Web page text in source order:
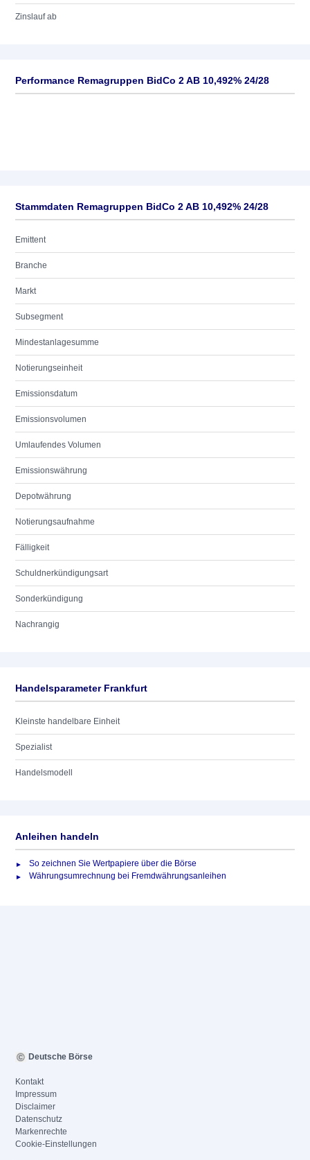
Zinslauf ab
Performance Remagruppen BidCo 2 AB 10,492% 24/28
Stammdaten Remagruppen BidCo 2 AB 10,492% 24/28
Emittent
Branche
Markt
Subsegment
Mindestanlagesumme
Notierungseinheit
Emissionsdatum
Emissionsvolumen
Umlaufendes Volumen
Emissionswährung
Depotwährung
Notierungsaufnahme
Fälligkeit
Schuldnerkündigungsart
Sonderkündigung
Nachrangig
Handelsparameter Frankfurt
Kleinste handelbare Einheit
Spezialist
Handelsmodell
Anleihen handeln
So zeichnen Sie Wertpapiere über die Börse
Währungsumrechnung bei Fremdwährungsanleihen
Deutsche Börse
Kontakt
Impressum
Disclaimer
Datenschutz
Markenrechte
Cookie-Einstellungen